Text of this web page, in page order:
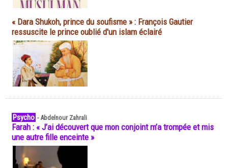
« Dara Shukoh, prince du soufisme » : François Gautier
ressuscite le prince oublié d'un islam éclairé
Psycho -Abdelnour Zahrali
Farah : « J’ai découvert que mon conjoint m’a trompée et mis
une autre fille enceinte »